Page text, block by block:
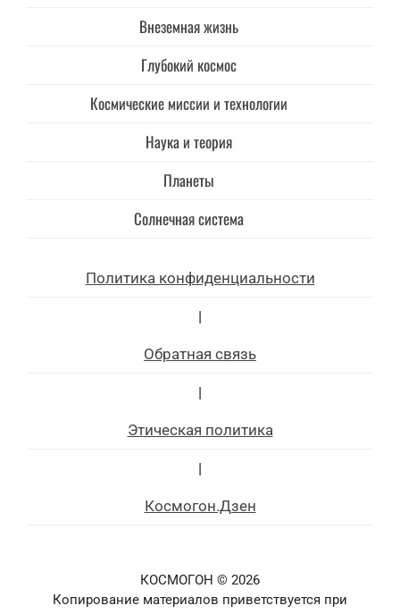
Внеземная жизнь
Глубокий космос
Космические миссии и технологии
Наука и теория
Планеты
Солнечная система
Политика конфиденциальности
|
Обратная связь
|
Этическая политика
|
Космогон.Дзен
КОСМОГОН © 2026
Копирование материалов приветствуется при